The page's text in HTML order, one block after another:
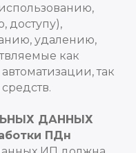
доступу),
удалению,
как
так
ДАННЫХ
ПДн